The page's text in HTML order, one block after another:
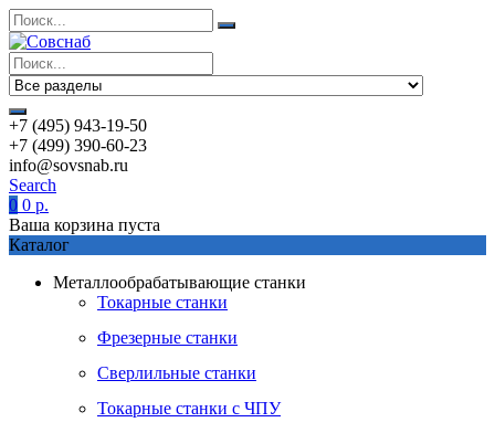
+7 (495) 943-19-50
+7 (499) 390-60-23
info@sovsnab.ru
Search
0 0 р.
Ваша корзина пуста
Каталог
Металлообрабатывающие станки
Токарные станки
Фрезерные станки
Сверлильные станки
Токарные станки с ЧПУ